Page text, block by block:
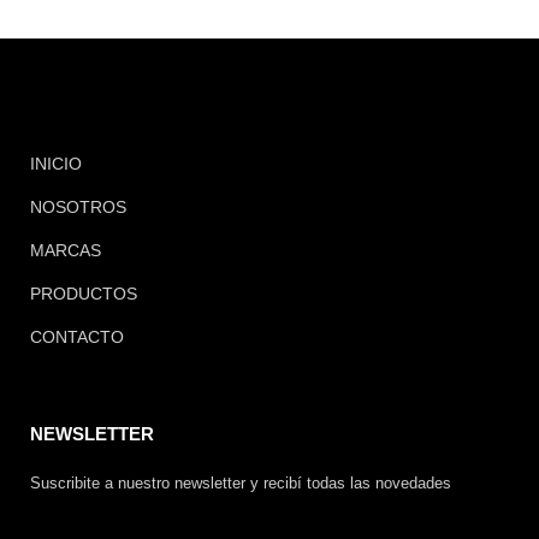
INICIO
NOSOTROS
MARCAS
PRODUCTOS
CONTACTO
NEWSLETTER
Suscribite a nuestro newsletter y recibí todas las novedades